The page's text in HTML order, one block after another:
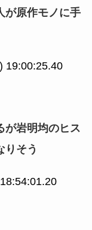
が原作モノに手
19:00:25.40
が岩明均のヒス
りそう